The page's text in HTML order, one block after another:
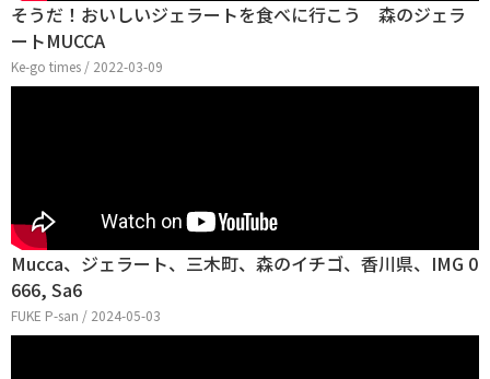
そうだ！おいしいジェラートを食べに行こう 森のジェラ
ートMUCCA
Ke-go times / 2022-03-09
Mucca、ジェラート、三木町、森のイチゴ、香川県、IMG 0
666, Sa6
FUKE P-san / 2024-05-03